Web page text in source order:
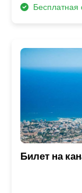
Бесплатная
Билет на